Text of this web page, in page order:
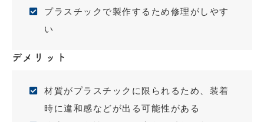
プラスチックで製作するため修理がしやす
い
デメリット
材質がプラスチックに限られるため、装着
時に違和感などが出る可能性がある